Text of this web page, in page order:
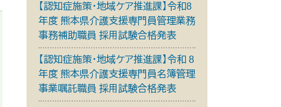
【認知症施策・地域ケア推進課】令和8
年度 熊本県介護支援専門員管理業務
事務補助職員 採用試験合格発表
【認知症施策・地域ケア推進課】令和 8
年度 熊本県介護支援専門員名簿管理
事業嘱託職員 採用試験合格発表